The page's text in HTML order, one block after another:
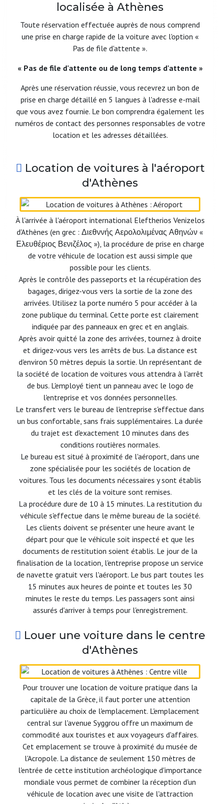
localisée à Athènes
Toute réservation effectuée auprès de nous comprend
une prise en charge rapide de la voiture avec l'option «
Pas de file d'attente ».
« Pas de file d'attente ou de long temps d'attente »
Après une réservation réussie, vous recevrez un bon de
prise en charge détaillé en 5 langues à l'adresse e-mail
que vous avez fournie. Le bon comprendra également les
numéros de contact des personnes responsables de votre
location et les adresses détaillées.
Location de voitures à l'aéroport
d'Athènes
À l'arrivée à l'aéroport international Eleftherios Venizelos
d'Athènes (en grec : Διεθννής Αερολολιμένας Αθηνών «
Ελευθέριος Βενιζέλος »), la procédure de prise en charge
de votre véhicule de location est aussi simple que
possible pour les clients.
Après le contrôle des passeports et la récupération des
bagages, dirigez-vous vers la sortie de la zone des
arrivées. Utilisez la porte numéro 5 pour accéder à la
zone publique du terminal. Cette porte est clairement
indiquée par des panneaux en grec et en anglais.
Après avoir quitté la zone des arrivées, tournez à droite
et dirigez-vous vers les arrêts de bus. La distance est
d'environ 50 mètres depuis la sortie. Un représentant de
la société de location de voitures vous attendra à l'arrêt
de bus. L'employé tient un panneau avec le logo de
l'entreprise et vos données personnelles.
Le transfert vers le bureau de l'entreprise s'effectue dans
un bus confortable, sans frais supplémentaires. La durée
du trajet est d'exactement 10 minutes dans des
conditions routières normales.
Le bureau est situé à proximité de l'aéroport, dans une
zone spécialisée pour les sociétés de location de
voitures. Tous les documents nécessaires y sont établis
et les clés de la voiture sont remises.
La procédure dure de 10 à 15 minutes. La restitution du
véhicule s'effectue dans le même bureau de la société.
Les clients doivent se présenter une heure avant le
départ pour que le véhicule soit inspecté et que les
documents de restitution soient établis. Le jour de la
finalisation de la location, l'entreprise propose un service
de navette gratuit vers l'aéroport. Le bus part toutes les
15 minutes aux heures de pointe et toutes les 30
minutes le reste du temps. Les passagers sont ainsi
assurés d'arriver à temps pour l'enregistrement.
Louer une voiture dans le centre
d'Athènes
Pour trouver une location de voiture pratique dans la
capitale de la Grèce, il faut porter une attention
particulière au choix de l'emplacement. L'emplacement
central sur l'avenue Syggrou offre un maximum de
commodité aux touristes et aux voyageurs d'affaires.
Cet emplacement se trouve à proximité du musée de
l'Acropole. La distance de seulement 150 mètres de
l'entrée de cette institution archéologique d'importance
mondiale vous permet de combiner la réception d'un
véhicule de location avec une visite de l'attraction